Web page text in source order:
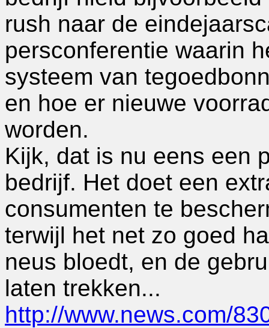
rush naar de
persconferentie waarin
systeem van
en hoe er nieuwe
worden.
Kijk, dat is nu eens een
bedrijf. Het doet een
consumenten te
terwijl het net zo goed
neus bloedt, en de
laten trekken...
http://www.news.com/